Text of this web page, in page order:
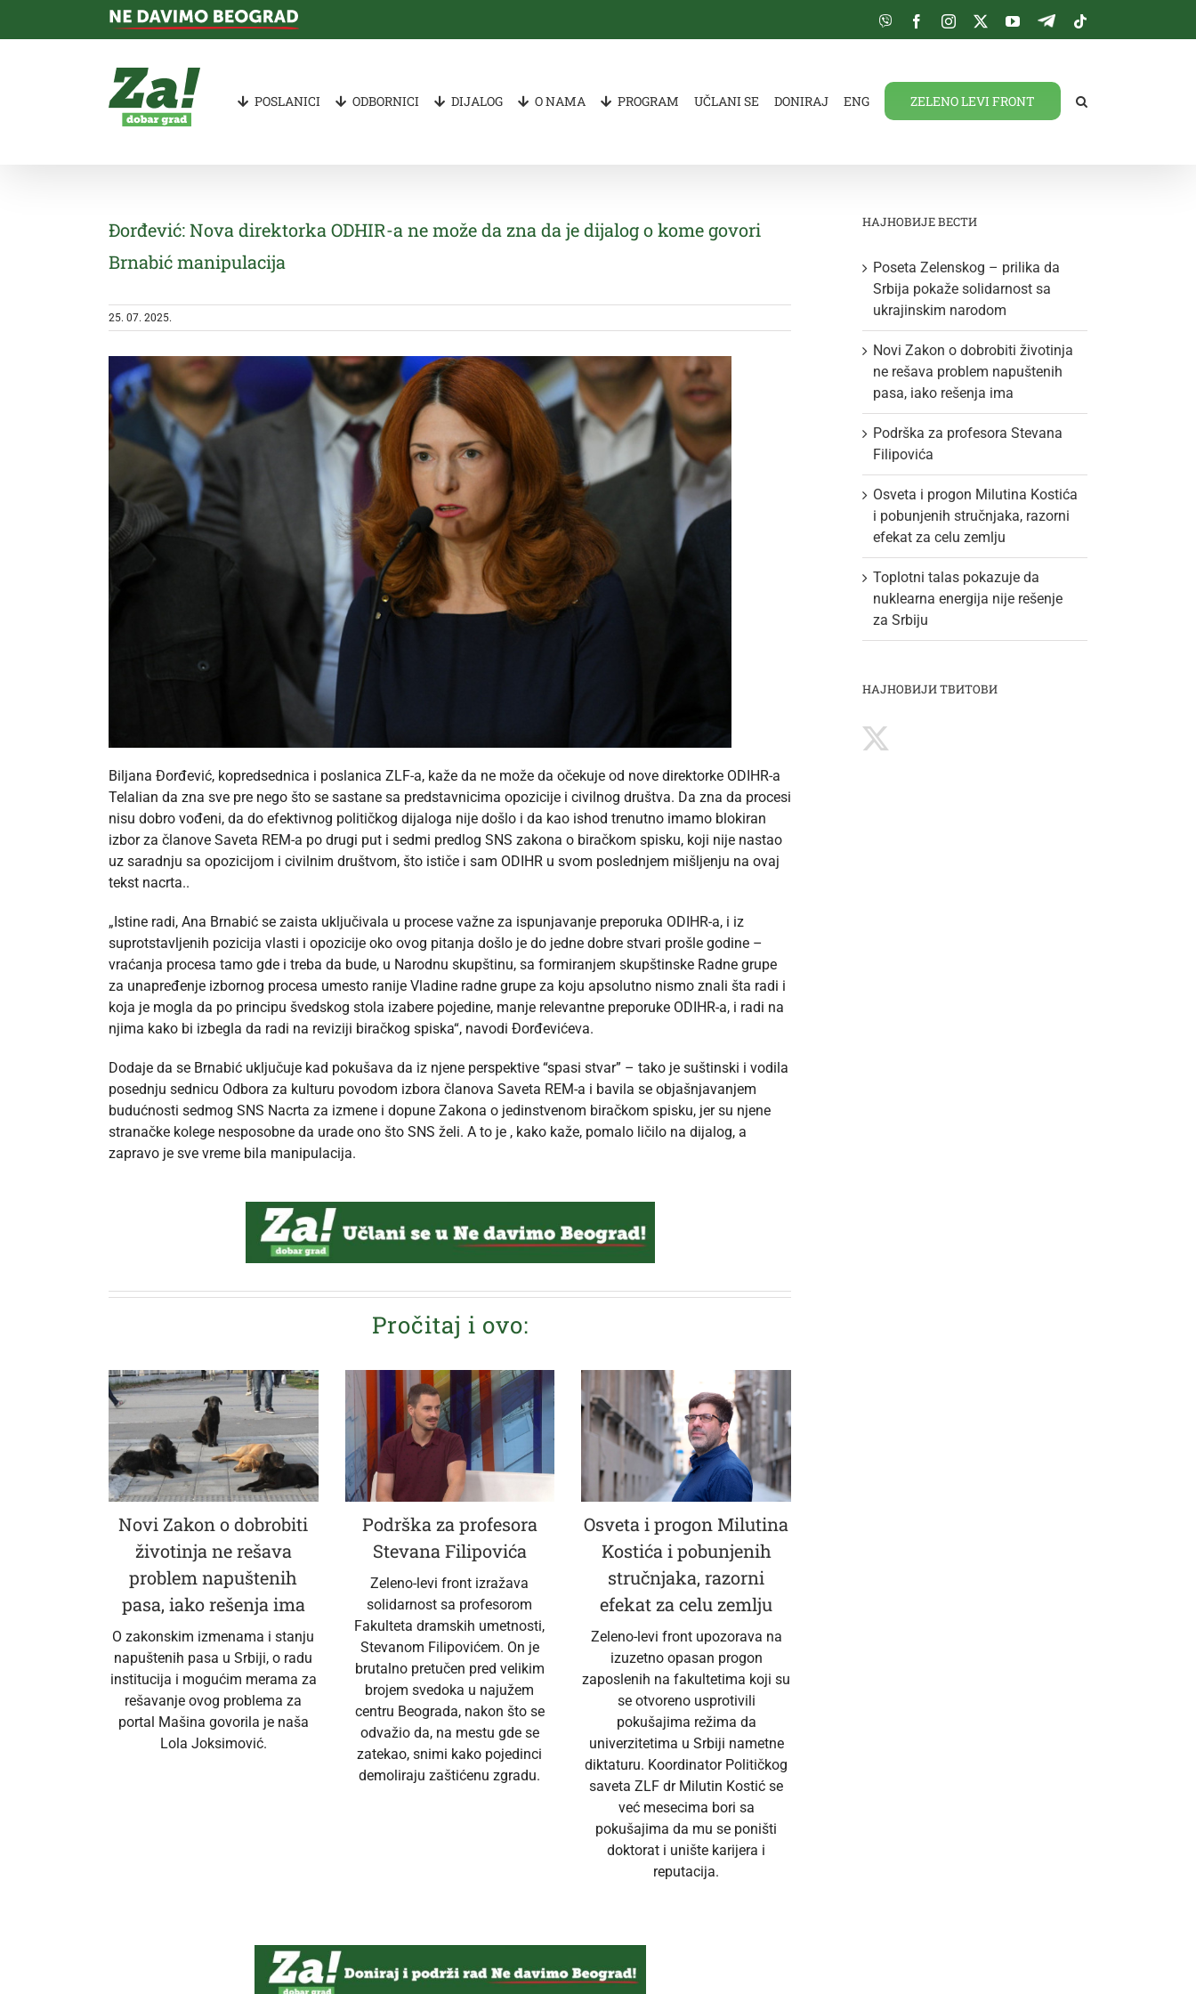
Viber FacebookInstagram
TwitterYouTube
Telegram
POSLANICI ODBORNICI DIJALOG O NAMA PROGRAM UČLANI SE DONIRAJ ENG ZELENO LEVI FRONT
Đorđević: Nova direktorka ODHIR-a ne može da zna da je dijalog o kome govori
Brnabić manipulacija
25. 07. 2025.
Biljana Đorđević, kopredsednica i poslanica ZLF-a, kaže da ne može da očekuje od nove direktorke ODIHR-a
Telalian da zna sve pre nego što se sastane sa predstavnicima opozicije i civilnog društva. Da zna da procesi
nisu dobro vođeni, da do efektivnog političkog dijaloga nije došlo i da kao ishod trenutno imamo blokiran
izbor za članove Saveta REM-a po drugi put i sedmi predlog SNS zakona o biračkom spisku, koji nije nastao
uz saradnju sa opozicijom i civilnim društvom, što ističe i sam ODIHR u svom poslednjem mišljenju na ovaj
tekst nacrta..
„Istine radi, Ana Brnabić se zaista uključivala u procese važne za ispunjavanje preporuka ODIHR-a, i iz
suprotstavljenih pozicija vlasti i opozicije oko ovog pitanja došlo je do jedne dobre stvari prošle godine –
vraćanja procesa tamo gde i treba da bude, u Narodnu skupštinu, sa formiranjem skupštinske Radne grupe
za unapređenje izbornog procesa umesto ranije Vladine radne grupe za koju apsolutno nismo znali šta radi i
koja je mogla da po principu švedskog stola izabere pojedine, manje relevantne preporuke ODIHR-a, i radi na
njima kako bi izbegla da radi na reviziji biračkog spiska“, navodi Đorđevićeva.
Dodaje da se Brnabić uključuje kad pokušava da iz njene perspektive “spasi stvar” – tako je suštinski i vodila
posednju sednicu Odbora za kulturu povodom izbora članova Saveta REM-a i bavila se objašnjavanjem
budućnosti sedmog SNS Nacrta za izmene i dopune Zakona o jedinstvenom biračkom spisku, jer su njene
stranačke kolege nesposobne da urade ono što SNS želi. A to je , kako kaže, pomalo ličilo na dijalog, a
zapravo je sve vreme bila manipulacija.
Pročitaj i ovo:
Novi Zakon o dobrobiti
životinja ne rešava
problem napuštenih
pasa, iako rešenja ima
O zakonskim izmenama i stanju
napuštenih pasa u Srbiji, o radu
institucija i mogućim merama za
rešavanje ovog problema za
portal Mašina govorila je naša
Lola Joksimović.
Podrška za profesora
Stevana Filipovića
Zeleno-levi front izražava
solidarnost sa profesorom
Fakulteta dramskih umetnosti,
Stevanom Filipovićem. On je
brutalno pretučen pred velikim
brojem svedoka u najužem
centru Beograda, nakon što se
odvažio da, na mestu gde se
zatekao, snimi kako pojedinci
demoliraju zaštićenu zgradu.
Osveta i progon Milutina
Kostića i pobunjenih
stručnjaka, razorni
efekat za celu zemlju
Zeleno-levi front upozorava na
izuzetno opasan progon
zaposlenih na fakultetima koji su
se otvoreno usprotivili
pokušajima režima da
univerzitetima u Srbiji nametne
diktaturu. Koordinator Političkog
saveta ZLF dr Milutin Kostić se
već mesecima bori sa
pokušajima da mu se poništi
doktorat i unište karijera i
reputacija.
НАЈНОВИЈЕ ВЕСТИ
Poseta Zelenskog – prilika da
Srbija pokaže solidarnost sa
ukrajinskim narodom
Novi Zakon o dobrobiti životinja
ne rešava problem napuštenih
pasa, iako rešenja ima
Podrška za profesora Stevana
Filipovića
Osveta i progon Milutina Kostića
i pobunjenih stručnjaka, razorni
efekat za celu zemlju
Toplotni talas pokazuje da
nuklearna energija nije rešenje
za Srbiju
НАЈНОВИЈИ ТВИТОВИ